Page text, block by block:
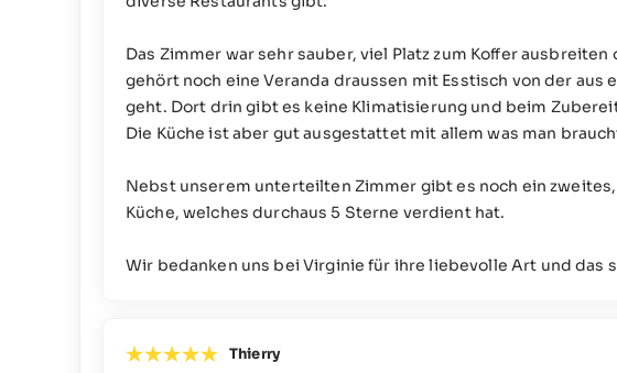
Das Zimmer war sehr sauber, viel Platz zum Koffer
gehört noch eine Veranda draussen mit Esstisch von der aus
geht. Dort drin gibt es keine Klimatisierung und beim
Die Küche ist aber gut ausgestattet mit allem was man
Nebst unserem unterteilten Zimmer gibt es noch ein
Küche, welches durchaus 5 Sterne verdient hat.
Wir bedanken uns bei Virginie für ihre liebevolle Art und das
Thierry